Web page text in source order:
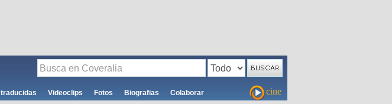
Videoclips Fotos Biografias Colaborar cine